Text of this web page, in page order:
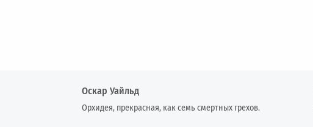
Оскар Уайльд
Орхидея, прекрасная, как семь смертных грехов.